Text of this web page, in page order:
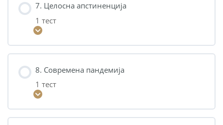
7. Целосна апстиненција
1 тест
8. Современа пандемија
1 тест